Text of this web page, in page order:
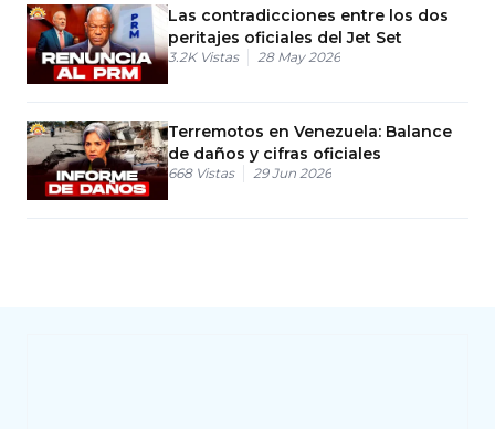
Las contradicciones entre los dos
peritajes oficiales del Jet Set
3.2K Vistas 28 May 2026
Terremotos en Venezuela: Balance
de daños y cifras oficiales
668 Vistas 29 Jun 2026